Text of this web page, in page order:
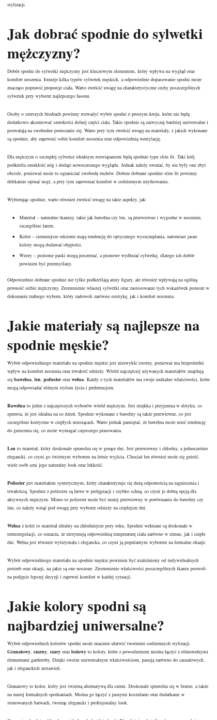
stylizacji.
Jak dobrać spodnie do sylwetki
mężczyzny?
Dobór spodni do sylwetki mężczyzny jest kluczowym elementem, który wpływa na wygląd oraz
komfort noszenia. Istnieje kilka typów sylwetek męskich, a odpowiednie dopasowanie spodni może
znacząco poprawić proporcje ciała. Warto zwrócić uwagę na charakterystyczne cechy poszczególnych
sylwetek przy wyborze najlepszego fasonu.
Osoby o szerszych biodrach powinny rozważyć wybór spodni o prostym kroju, które nie będą
dodatkowo akcentować szerokości dolnej części ciała. Takie spodnie są zazwyczaj bardziej uniwersalne i
pozwalają na swobodne poruszanie się. Warto przy tym zwrócić uwagę na materiały, z jakich wykonane
są spodnie, aby zapewnić sobie komfort noszenia oraz odpowiednią wentylację.
Dla mężczyzn o szczupłej sylwetce idealnym rozwiązaniem będą spodnie typu slim fit. Taki krój
podkreśla smukłość nóg i dodaje nowoczesnego wyglądu. Jednak należy uważać, by nie były one zbyt
obcisłe, ponieważ może to ograniczać swobodę ruchów. Dobrze dobrane spodnie slim fit powinny
delikatnie opinać nogi, a przy tym zapewniać komfort w codziennym użytkowaniu.
Wybierając spodnie, warto również zwrócić uwagę na takie aspekty, jak:
Materiał – naturalne tkaniny, takie jak bawełna czy len, są przewiewne i wygodne w noszeniu,
szczególnie latem.
Kolor– ciemniejsze odcienie mają tendencję do optycznego wyszczuplania, natomiast jasne
kolory mogą dodawać objętości.
Wzory – poziome paski mogą poszerzać, a pionowe wydłużać sylwetkę, dlatego ich dobór
powinien być przemyślany.
Odpowiednio dobrane spodnie nie tylko podkreślają atuty figury, ale również wpływają na ogólną
pewność siebie mężczyzny. Zrozumienie własnej sylwetki oraz zastosowanie tych wskazówek pomoże w
dokonaniu trafnego wyboru, który zadowoli zarówno estetykę, jak i komfort noszenia.
Jakie materiały są najlepsze na
spodnie męskie?
Wybór odpowiedniego materiału na spodnie męskie jest niezwykle istotny, ponieważ ma bezpośredni
wpływ na komfort noszenia oraz trwałość odzieży. Wśród najczęściej używanych materiałów znajdują
się bawełna, len, poliesteroraz wełna. Każdy z tych materiałów ma swoje unikalne właściwości, które
mogą odpowiadać różnym stylom życia i preferencjom.
Bawełna to jeden z najczęstszych wyborów wśród mężczyzn. Jest miękka i przyjemna w dotyku, co
sprawia, że jest idealna na co dzień. Spodnie wykonane z bawełny są także przewiewne, co jest
szczególnie korzystne w ciepłych miesiącach. Warto jednak pamiętać, że bawełna może mieć tendencję
do gniecenia się, co może wymagać częstszego prasowania.
Len to materiał, który doskonale sprawdza się w gorące dni. Jest przewiewny i chłodny, a jednocześnie
elegancki, co czyni go świetnym wyborem na letnie wyjścia. Chociaż len również może się gnieść,
wiele osób ceni jego naturalny look oraz lekkość.
Poliesterjest materiałem syntetycznym, który charakteryzuje się dużą odpornością na zagniecenia i
trwałością. Spodnie z poliestru są łatwe w pielęgnacji i szybko schną, co czyni je dobrą opcją dla
aktywnych mężczyzn. Mimo to poliester może być mniej przewiewny w porównaniu do bawełny czy
lnu, co należy wziąć pod uwagę przy wyborze odzieży na cieplejsze dni.
Wełna z kolei to materiał idealny na chłodniejsze pory roku. Spodnie wełniane są doskonałe w
termoregulacji, co oznacza, że utrzymują odpowiednią temperaturę ciała zarówno w zimne, jak i ciepłe
dni. Wełna jest również wytrzymała i elegancka, co czyni ją popularnym wyborem na formalne okazje.
Wybór odpowiedniego materiału na spodnie męskie powinien być uzależniony od indywidualnych
potrzeb oraz okazji, na jakie są one noszone. Zrozumienie właściwości poszczególnych tkanin pozwoli
na podjęcie lepszej decyzji i zapewni komfort w każdej sytuacji.
Jakie kolory spodni są
najbardziej uniwersalne?
Wybór odpowiednich kolorów spodni może znacznie ułatwić tworzenie codziennych stylizacji.
Granatowy, czarny, szary oraz beżowy to kolory, które z powodzeniem można łączyć z różnorodnymi
elementami garderoby. Dzięki swoim uniwersalnym właściwościom, pasują zarówno do casualowych,
jak i eleganckich zestawień.
Granatowy to kolor, który jest świetną alternatywą dla czerni. Doskonale sprawdza się w biurze, a także
na mniej formalnych spotkaniach. Można go łączyć z jasnymi koszulami oraz dodatkami w
stonowanych barwach, tworząc elegancki i profesjonalny look.